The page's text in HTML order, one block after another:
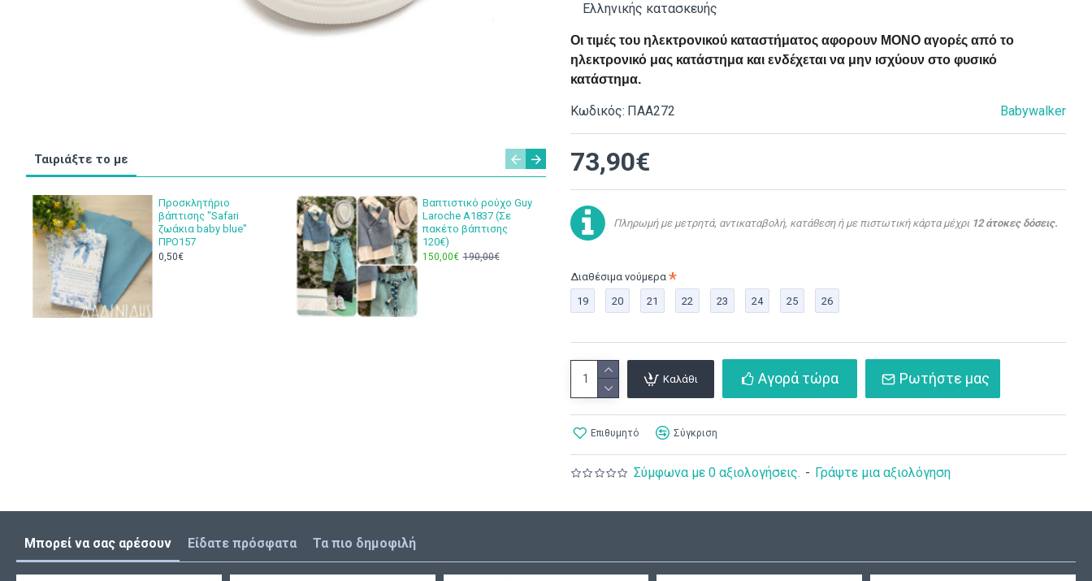
Ταιριάξτε το με
Προσκλητήριο
βάπτισης "Safari
ζωάκια baby blue"
ΠΡΟ157
0,50€
Βαπτιστικό ρούχο Guy
Laroche Α1837 (Σε
πακέτο βάπτισης
120€)
150,00€ 190,00€
Dior Blue Safari" ΣΕΤ-
Α101
Ελληνικής κατασκευής
Οι τιμές του ηλεκτρονικού καταστήματος αφορουν ΜΟΝΟ αγορές από το
ηλεκτρονικό μας κατάστημα και ενδέχεται να μην ισχύουν στο φυσικό
κατάστημα.
Κωδικός: ΠΑΑ272 Babywalker
Σύμφωνα με 0 αξιολογήσεις. - Γράψτε μια αξιολόγηση
73,90€
Διαθέσιμα νούμερα
19
20 21 22 23 24 25 26
Καλάθι Αγορά τώρα Ρωτήστε μας
Επιθυμητό Σύγκριση
Πληρωμή με μετρητά, αντικαταβολή, κατάθεση ή με πιστωτική κάρτα μέχρι 12 άτοκες δόσεις.
Μπορεί να σας αρέσουν Είδατε πρόσφατα Τα πιο δημοφιλή